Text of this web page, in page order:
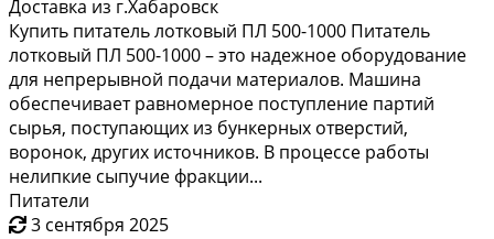
Доставка из г.Хабаровск
Купить питатель лотковый ПЛ 500-1000 Питатель
лотковый ПЛ 500-1000 – это надежное оборудование
для непрерывной подачи материалов. Машина
обеспечивает равномерное поступление партий
сырья, поступающих из бункерных отверстий,
воронок, других источников. В процессе работы
нелипкие сыпучие фракции...
Питатели
3 сентября 2025